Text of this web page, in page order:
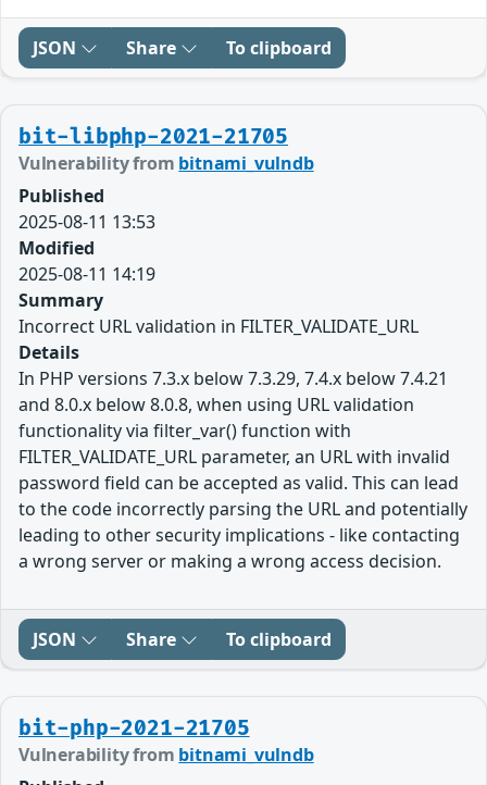
JSON Share To clipboard
bit-libphp-2021-21705
Vulnerability from bitnami_vulndb
Published
2025-08-11 13:53
Modified
2025-08-11 14:19
Summary
Incorrect URL validation in FILTER_VALIDATE_URL
Details
In PHP versions 7.3.x below 7.3.29, 7.4.x below 7.4.21
and 8.0.x below 8.0.8, when using URL validation
functionality via filter_var() function with
FILTER_VALIDATE_URL parameter, an URL with invalid
password field can be accepted as valid. This can lead
to the code incorrectly parsing the URL and potentially
leading to other security implications - like contacting
a wrong server or making a wrong access decision.
JSON Share To clipboard
bit-php-2021-21705
Vulnerability from bitnami_vulndb